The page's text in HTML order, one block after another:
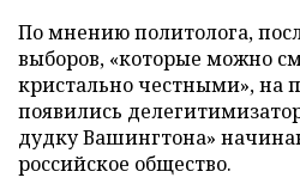
По мнению политолога,
выборов, «которые можно
кристально честными», на
появились
дудку Вашингтона»
российское общество.